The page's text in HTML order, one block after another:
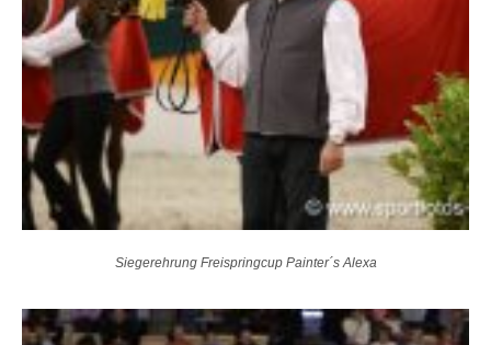
Siegerehrung Freispringcup Painter´s Alexa